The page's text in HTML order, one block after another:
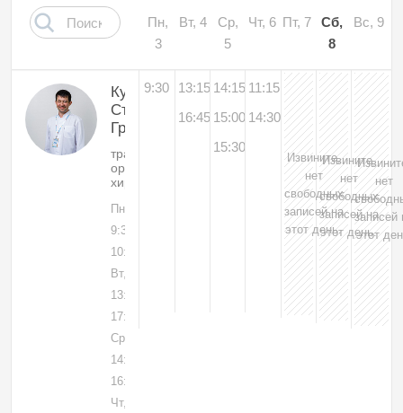
Пн,
3
Вт, 4
Ср,
5
Чт, 6 Пт, 7
Сб,
8
Вс, 9
Куренков
Станислав
Григорьевич
травматолог-
ортопед,
хирург
Пн, 03
9:30-
10:00
Вт, 04
13:15-
17:00
Ср, 05
14:15-
16:00
Чт, 06
9:30
13:15
16:45
14:15
15:00
15:30
11:15
14:30
Извините,
нет
свободных
записей на
этот день.
Извините,
нет
свободных
записей на
этот день.
нет
записей
этот